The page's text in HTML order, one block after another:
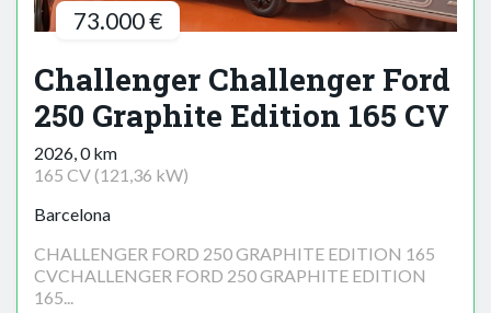
73.000 €
Challenger Challenger Ford
250 Graphite Edition 165 CV
2026, 0 km
165 CV (121,36 kW)
Barcelona
CHALLENGER FORD 250 GRAPHITE EDITION 165
CVCHALLENGER FORD 250 GRAPHITE EDITION
165...